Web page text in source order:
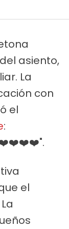
asiento,
La
con
el
:
❤️❤️❤️❤️".
el